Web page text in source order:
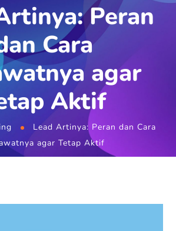
Peran
Cara
agar
Aktif
Lead Artinya: Peran dan Cara
agar Tetap Aktif